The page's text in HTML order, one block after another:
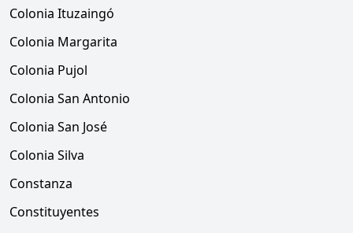
Colonia Ituzaingó
Colonia Margarita
Colonia Pujol
Colonia San Antonio
Colonia San José
Colonia Silva
Constanza
Constituyentes